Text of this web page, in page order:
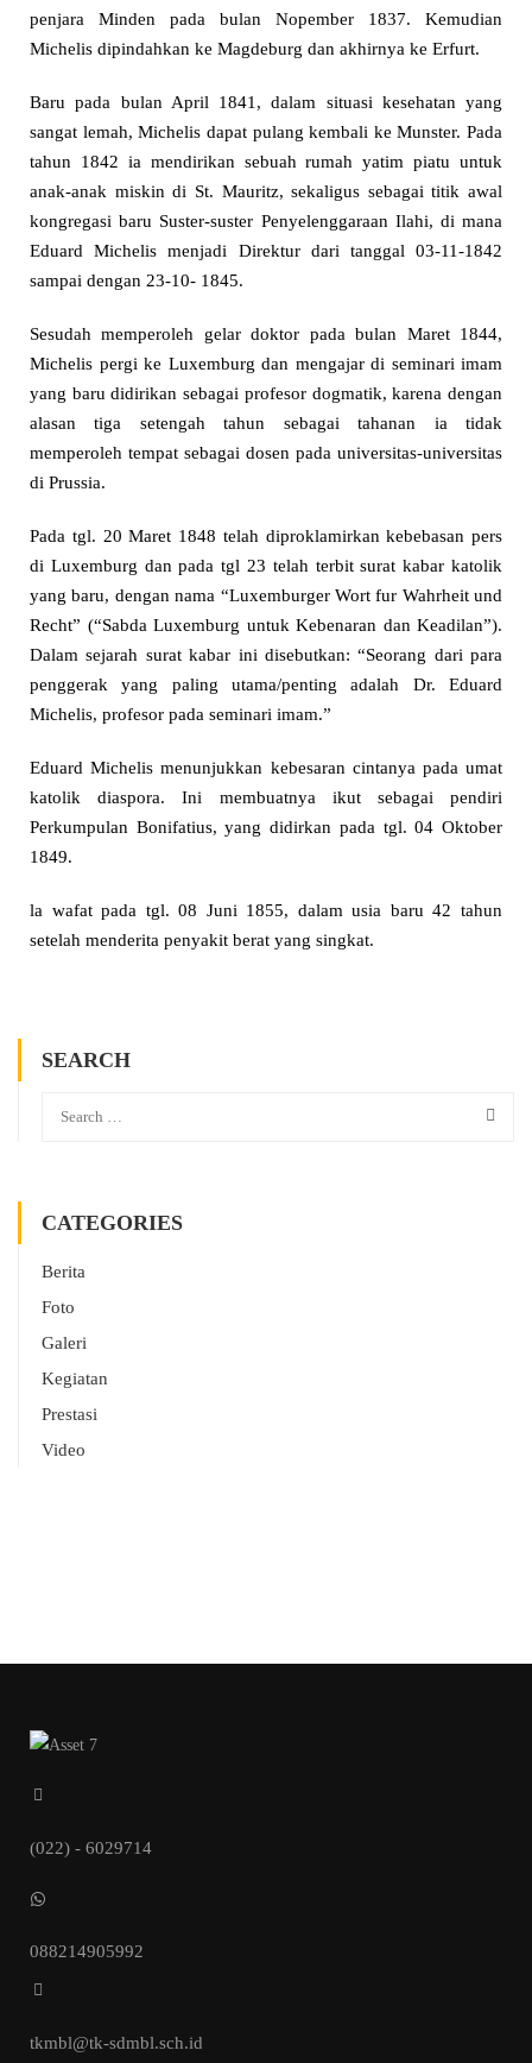
penjara Minden pada bulan Nopember 1837. Kemudian
Michelis dipindahkan ke Magdeburg dan akhirnya ke Erfurt.
Baru pada bulan April 1841, dalam situasi kesehatan yang
sangat lemah, Michelis dapat pulang kembali ke Munster. Pada
tahun 1842 ia mendirikan sebuah rumah yatim piatu untuk
anak-anak miskin di St. Mauritz, sekaligus sebagai titik awal
kongregasi baru Suster-suster Penyelenggaraan Ilahi, di mana
Eduard Michelis menjadi Direktur dari tanggal 03-11-1842
sampai dengan 23-10- 1845.
Sesudah memperoleh gelar doktor pada bulan Maret 1844,
Michelis pergi ke Luxemburg dan mengajar di seminari imam
yang baru didirikan sebagai profesor dogmatik, karena dengan
alasan tiga setengah tahun sebagai tahanan ia tidak
memperoleh tempat sebagai dosen pada universitas-universitas
di Prussia.
Pada tgl. 20 Maret 1848 telah diproklamirkan kebebasan pers
di Luxemburg dan pada tgl 23 telah terbit surat kabar katolik
yang baru, dengan nama “Luxemburger Wort fur Wahrheit und
Recht” (“Sabda Luxemburg untuk Kebenaran dan Keadilan”).
Dalam sejarah surat kabar ini disebutkan: “Seorang dari para
penggerak yang paling utama/penting adalah Dr. Eduard
Michelis, profesor pada seminari imam.”
Eduard Michelis menunjukkan kebesaran cintanya pada umat
katolik diaspora. Ini membuatnya ikut sebagai pendiri
Perkumpulan Bonifatius, yang didirkan pada tgl. 04 Oktober
1849.
la wafat pada tgl. 08 Juni 1855, dalam usia baru 42 tahun
setelah menderita penyakit berat yang singkat.
SEARCH
CATEGORIES
Berita
Foto
Galeri
Kegiatan
Prestasi
Video
(022) - 6029714
088214905992
tkmbl@tk-sdmbl.sch.id